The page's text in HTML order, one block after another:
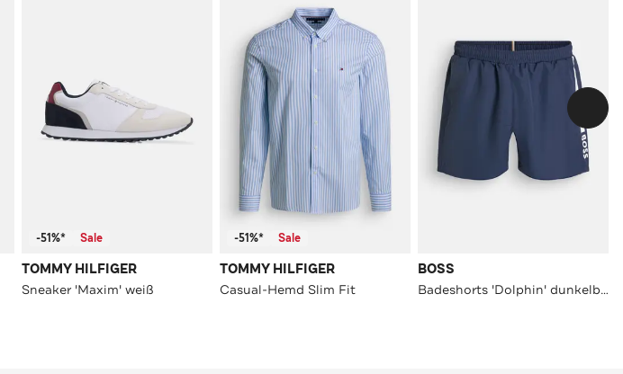
-51%* Sale
TOMMY HILFIGER
Sneaker 'Maxim' weiß
-51%* Sale
TOMMY HILFIGER
Casual-Hemd Slim Fit
BOSS
Badeshorts 'Dolphin' dunkelblau